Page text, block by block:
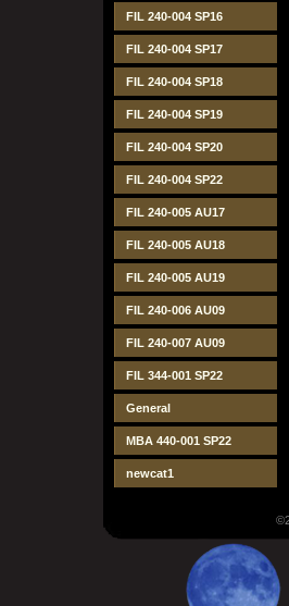
FIL 240-004 SP16
FIL 240-004 SP17
FIL 240-004 SP18
FIL 240-004 SP19
FIL 240-004 SP20
FIL 240-004 SP22
FIL 240-005 AU17
FIL 240-005 AU18
FIL 240-005 AU19
FIL 240-006 AU09
FIL 240-007 AU09
FIL 344-001 SP22
General
MBA 440-001 SP22
newcat1